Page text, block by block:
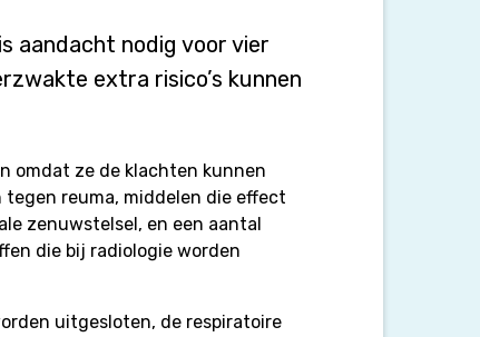
aandacht nodig voor vier
extra risico’s kunnen
omdat ze de klachten kunnen
reuma, middelen die effect
zenuwstelsel, en een aantal
die bij radiologie worden
uitgesloten, de respiratoire